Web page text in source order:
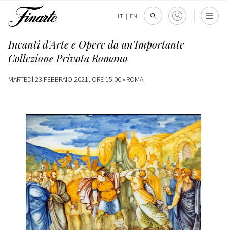
IT | EN
Incanti d'Arte e Opere da un'Importante
Collezione Privata Romana
MARTEDÌ 23 FEBBRAIO 2021, ORE 15:00 • ROMA